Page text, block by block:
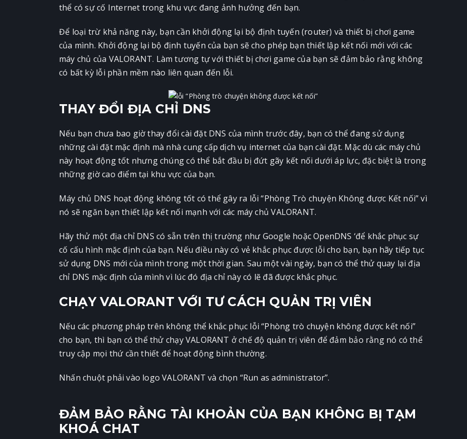
thể có sự cố Internet trong khu vực đang ảnh hưởng đến bạn.
Để loại trừ khả năng này, bạn cần khởi động lại bộ định tuyến (router) và thiết bị chơi game
của mình. Khởi động lại bộ định tuyến của bạn sẽ cho phép bạn thiết lập kết nối mới với các
máy chủ của VALORANT. Làm tương tự với thiết bị chơi game của bạn sẽ đảm bảo rằng không
có bất kỳ lỗi phần mềm nào liên quan đến lỗi.
THAY ĐỔI ĐỊA CHỈ DNS
Nếu bạn chưa bao giờ thay đổi cài đặt DNS của mình trước đây, bạn có thể đang sử dụng
những cài đặt mặc định mà nhà cung cấp dịch vụ internet của bạn cài đặt. Mặc dù các máy chủ
này hoạt động tốt nhưng chúng có thể bắt đầu bị đứt gãy kết nối dưới áp lực, đặc biệt là trong
những giờ cao điểm tại khu vực của bạn.
Máy chủ DNS hoạt động không tốt có thể gây ra lỗi “Phòng Trò chuyện Không được Kết nối” vì
nó sẽ ngăn bạn thiết lập kết nối mạnh với các máy chủ VALORANT.
Hãy thử một địa chỉ DNS có sẵn trên thị trường như Google hoặc OpenDNS ‘để khắc phục sự
cố cấu hình mặc định của bạn. Nếu điều này có vẻ khắc phục được lỗi cho bạn, bạn hãy tiếp tục
sử dụng DNS mới của mình trong một thời gian. Sau một vài ngày, bạn có thể thử quay lại địa
chỉ DNS mặc định của mình vì lúc đó địa chỉ này có lẽ đã được khắc phục.
CHẠY VALORANT VỚI TƯ CÁCH QUẢN TRỊ VIÊN
Nếu các phương pháp trên không thể khắc phục lỗi “Phòng trò chuyện không được kết nối”
cho bạn, thì bạn có thể thử chạy VALORANT ở chế độ quản trị viên để đảm bảo rằng nó có thể
truy cập mọi thứ cần thiết để hoạt động bình thường.
Nhấn chuột phải vào logo VALORANT và chọn “Run as administrator”.
ĐẢM BẢO RẰNG TÀI KHOẢN CỦA BẠN KHÔNG BỊ TẠM
KHOÁ CHAT